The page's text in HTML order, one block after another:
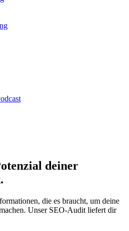
deiner
die es braucht, um deine
Unser SEO-Audit liefert dir